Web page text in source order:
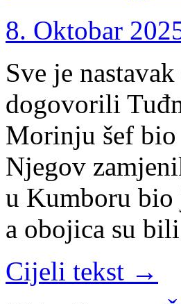
8. Oktobar
Sve je
dogovorili
Morinju šef bio
Njegov
u Kumboru bio
a obojica su
Cijeli tekst →